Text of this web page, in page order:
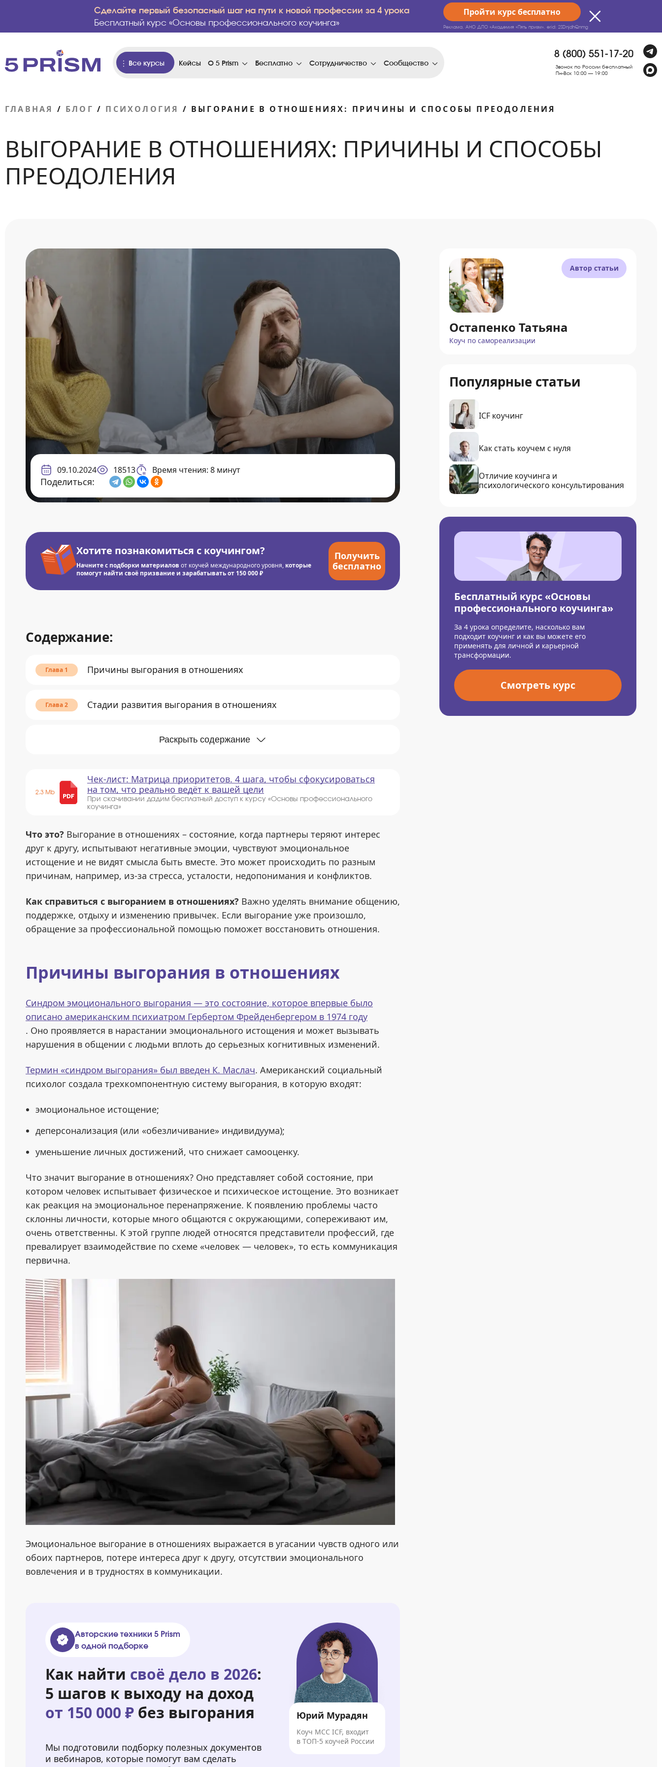
Сделайте первый безопасный шаг на пути к новой профессии за 4 урока
Бесплатный курс «Основы профессионального коучинга»
Пройти курс бесплатно
Реклама. АНО ДПО «Академия «Пять призм». erid: 2SDnjdhQnmg
Все курсы Кейсы О 5 Prism Бесплатно Сотрудничество Сообщество
8 (800) 551-17-20
Звонок по России бесплатный
Пн-Вск 10:00 — 19:00
ГЛАВНАЯ / БЛОГ / ПСИХОЛОГИЯ / ВЫГОРАНИЕ В ОТНОШЕНИЯХ: ПРИЧИНЫ И СПОСОБЫ ПРЕОДОЛЕНИЯ
ВЫГОРАНИЕ В ОТНОШЕНИЯХ: ПРИЧИНЫ И СПОСОБЫ
ПРЕОДОЛЕНИЯ
09.10.2024 18513 Время чтения: 8 минут
Поделиться:
Хотите познакомиться с коучингом?
Начните с подборки материалов от коучей международного уровня, которые
помогут найти своё призвание и зарабатывать от 150 000 ₽
Получить
бесплатно
Содержание:
Причины выгорания в отношениях
Стадии развития выгорания в отношениях
Раскрыть содержание
2.3 Mb
Чек-лист: Матрица приоритетов. 4 шага, чтобы сфокусироваться
на том, что реально ведёт к вашей цели
При скачивании дадим бесплатный доступ к курсу «Основы профессионального
коучинга»
Что это? Выгорание в отношениях – состояние, когда партнеры теряют интерес
друг к другу, испытывают негативные эмоции, чувствуют эмоциональное
истощение и не видят смысла быть вместе. Это может происходить по разным
причинам, например, из-за стресса, усталости, недопонимания и конфликтов.
Как справиться с выгоранием в отношениях? Важно уделять внимание общению,
поддержке, отдыху и изменению привычек. Если выгорание уже произошло,
обращение за профессиональной помощью поможет восстановить отношения.
Причины выгорания в отношениях
Синдром эмоционального выгорания — это состояние, которое впервые было
описано американским психиатром Гербертом Фрейденбергером в 1974 году
. Оно проявляется в нарастании эмоционального истощения и может вызывать
нарушения в общении с людьми вплоть до серьезных когнитивных изменений.
Термин «синдром выгорания» был введен К. Маслач. Американский социальный
психолог создала трехкомпонентную систему выгорания, в которую входят:
эмоциональное истощение;
деперсонализация (или «обезличивание» индивидуума);
уменьшение личных достижений, что снижает самооценку.
Что значит выгорание в отношениях? Оно представляет собой состояние, при
котором человек испытывает физическое и психическое истощение. Это возникает
как реакция на эмоциональное перенапряжение. К появлению проблемы часто
склонны личности, которые много общаются с окружающими, сопереживают им,
очень ответственны. К этой группе людей относятся представители профессий, где
превалирует взаимодействие по схеме «человек — человек», то есть коммуникация
первична.
Эмоциональное выгорание в отношениях выражается в угасании чувств одного или
обоих партнеров, потере интереса друг к другу, отсутствии эмоционального
вовлечения и в трудностях в коммуникации.
Авторские техники 5 Prism
в одной подборке
Как найти своё дело в 2026:
5 шагов к выходу на доход
от 150 000 ₽ без выгорания
Мы подготовили подборку полезных документов
и вебинаров, которые помогут вам сделать
Юрий Мурадян
Коуч MCC ICF, входит
в ТОП-5 коучей России
Автор статьи
Остапенко Татьяна
Коуч по самореализации
Популярные статьи
ICF коучинг
Как стать коучем с нуля
Отличие коучинга и
психологического консультирования
Бесплатный курс «Основы
профессионального коучинга»
За 4 урока определите, насколько вам
подходит коучинг и как вы можете его
применять для личной и карьерной
трансформации.
Смотреть курс